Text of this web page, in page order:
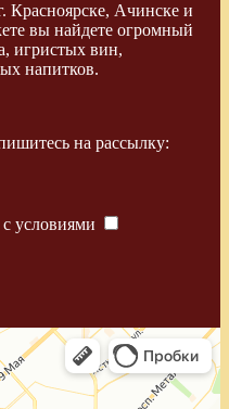
Красноярске, Ачинске и
вы найдете огромный
игристых вин,
напитков.
на рассылку:
с условиями